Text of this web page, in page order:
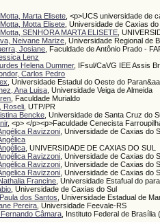
Marta Elisete , <p>UCS universidade de
Motta Elisete , Universidade de Caxias do
SENHORA MARTA ELISETE ,
Neivane Marize , Universidade Regional de
Josiane , Faculdade de Antônio Prado -
Lenz
Helena Dummer, IFsul/CaVG IEE Assis
Carlos Pedro
, Universidade Estadul do Oeste do
Ana Luisa , Universidade Veiga de Almeida
, Faculdade Murialdo
Roseli , UTP/PR
Bencke , Universidade de Santa Cruz do
, <p> </p><p>Faculdade Cenecista
Ravizzoni , Universidade de Caxias do
, UNIVERSIDADE DE CAXIAS DO SUL
Ravizzoni , Universidade de Caxias do
Ravizzoni , Universidade de Caxias do
Ravizzoni , Universidade de Caxias do
Francine , Universidade Estafual do
, Universidade de Caxias do Sul
dos Santos , Universidade Estadual de
Pereira , Universidade Feevale-RS
Câmara , Instituto Federal de